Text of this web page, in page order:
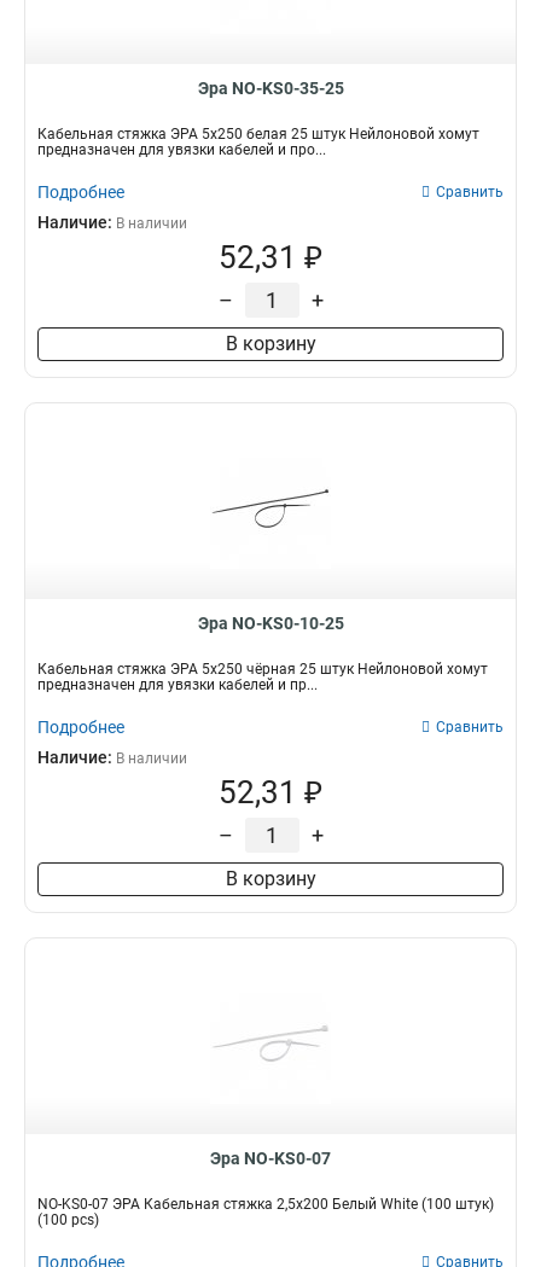
Эра NO-KS0-35-25
Кабельная стяжка ЭРА 5x250 белая 25 штук Нейлоновой хомут
предназначен для увязки кабелей и про...
Подробнее Сравнить
Наличие: В наличии
52,31 ₽
– +
В корзину
Эра NO-KS0-10-25
Кабельная стяжка ЭРА 5x250 чёрная 25 штук Нейлоновой хомут
предназначен для увязки кабелей и пр...
Подробнее Сравнить
Наличие: В наличии
52,31 ₽
– +
В корзину
Эра NO-KS0-07
NO-KS0-07 ЭРА Кабельная стяжка 2,5х200 Белый White (100 штук)
(100 pcs)
Подробнее Сравнить